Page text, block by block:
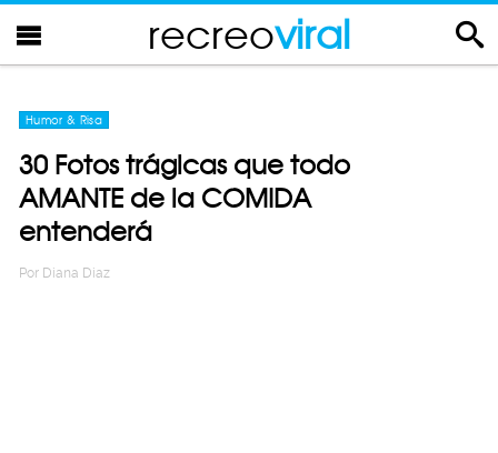
recreoviral
Humor & Risa
30 Fotos trágicas que todo
AMANTE de la COMIDA
entenderá
Por Diana Diaz